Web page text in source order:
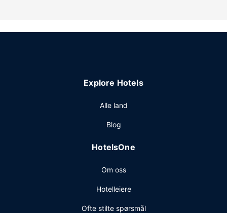
Explore Hotels
Alle land
Blog
HotelsOne
Om oss
Hotelleiere
Ofte stilte spørsmål